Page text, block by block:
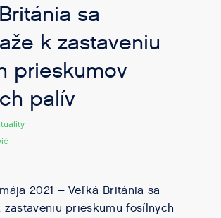
sa
k zastaveniu
prieskumov
palív
2021 – Veľká Británia sa
zastaveniu prieskumu fosílnych